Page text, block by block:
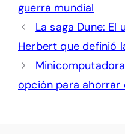
guerra mundial
La saga Dune:
Herbert que definió
opción para ahorrar